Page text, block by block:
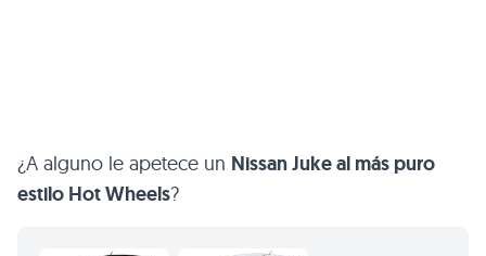
¿A alguno le apetece un Nissan Juke al más puro
estilo Hot Wheels?